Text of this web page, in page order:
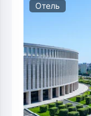
Отель